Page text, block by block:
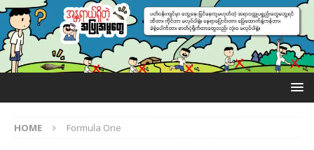
HOME Formula One